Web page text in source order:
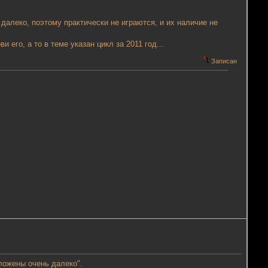
поэтому практически не играются, и их наличие не
а то в теме указан цикл за 2011 год...
Записан
очень далеко".